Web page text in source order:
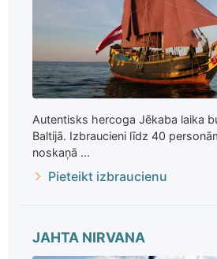
Autentisks hercoga Jēkaba laika
Baltijā. Izbraucieni līdz 40
noskaņā ...
Pieteikt izbraucienu
JAHTA NIRVANA